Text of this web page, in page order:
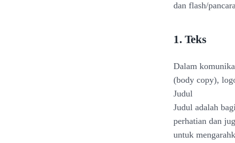
dan flash/
1. Teks
Dalam
(body copy),
Judul
Judul adalah
perhatian dan
untuk